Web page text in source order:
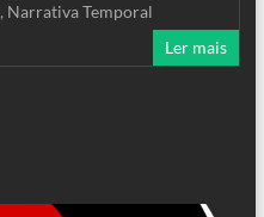
, Narrativa Temporal
Ler mais